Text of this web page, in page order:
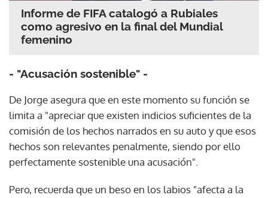
Informe de FIFA catalogó a Rubiales
como agresivo en la final del Mundial
femenino
- "Acusación sostenible" -
De Jorge asegura que en este momento su función se
limita a "apreciar que existen indicios suficientes de la
comisión de los hechos narrados en su auto y que esos
hechos son relevantes penalmente, siendo por ello
perfectamente sostenible una acusación".
Pero, recuerda que un beso en los labios "afecta a la